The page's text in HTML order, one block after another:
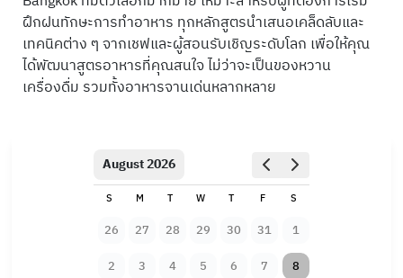
ฝึกฝนทักษะการทำอาหาร ทุกหลักสูตรนำเสนอเคล็ดลับและ
เทคนิคต่าง ๆ จากเชฟและผู้สอนรับเชิญระดับโลก เพื่อให้คุณ
ได้พัฒนาสูตรอาหารที่คุณสนใจ ไม่ว่าจะเป็นของหวาน
เครื่องดื่ม รวมทั้งอาหารจานเด่นหลากหลาย
August 2026
S M T W T F S
26 27 28 29 30 31
1
2
3 4 5 6 7
8